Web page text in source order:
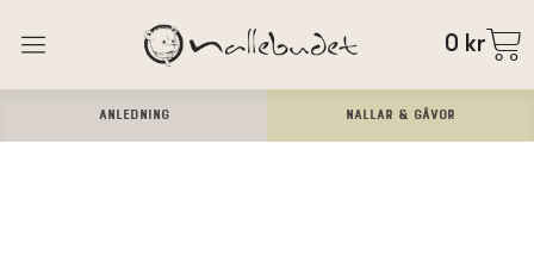
0 kr
ANLEDNING Nallar & Gåvor